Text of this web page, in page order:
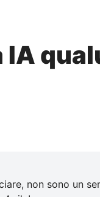
IA
non sono un